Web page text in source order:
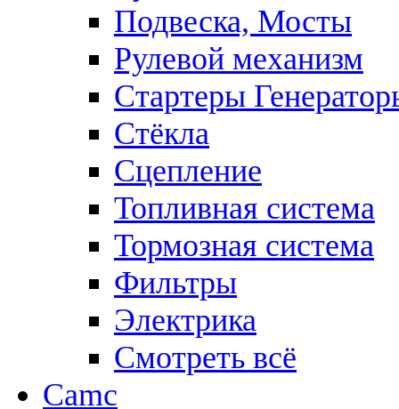
Подвеска, Мосты
Рулевой механизм
Стартеры
Стёкла
Сцепление
Топливная система
Тормозная система
Фильтры
Электрика
Смотреть всё
Camc